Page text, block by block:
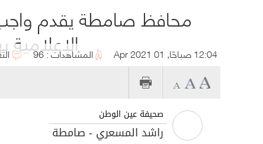
محافظ صامطة يقدم واجب
12:04 صباحًا, 01 Apr 2021 المشاهدات : 96
صحيفة عين الوطن
راشد المسعري - صامطة